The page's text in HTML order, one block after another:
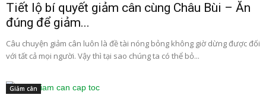
Tiết lộ bí quyết giảm cân cùng Châu Bùi – Ăn
đúng để giảm...
Câu chuyện giảm cân luôn là đề tài nóng bỏng không giờ dừng được đối
với tất cả mọi người. Vậy thì tại sao chúng ta có thể bỏ...
Giảm cân